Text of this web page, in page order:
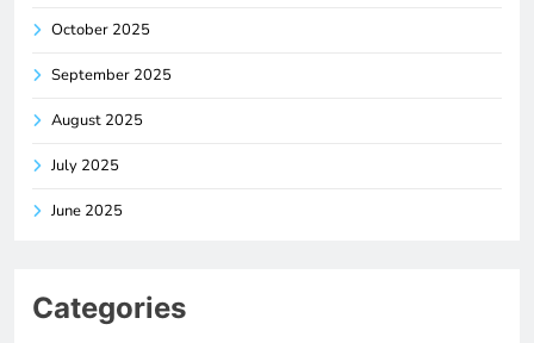
October 2025
September 2025
August 2025
July 2025
June 2025
Categories